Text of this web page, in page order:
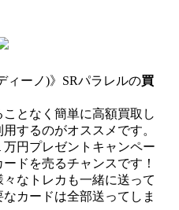
ィーノ)》SRパラレルの買
となく簡単に高額買取し
用するのがオススメです。
円プレゼントキャンペー
ドを売るチャンスです！
なトレカも一緒に送って
カードは全部送ってしま